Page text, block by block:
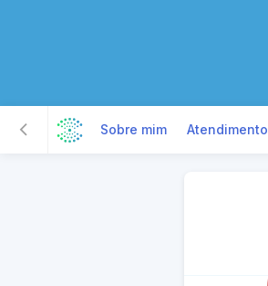
Sobre mim Atendimento